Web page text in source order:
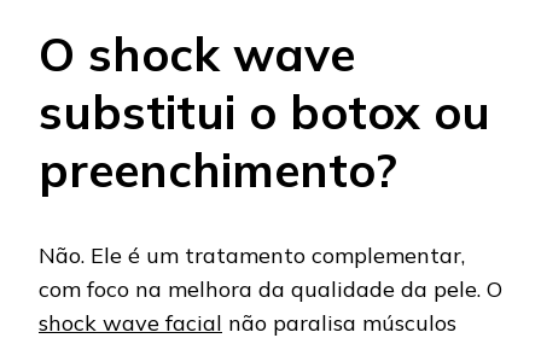
O shock wave
substitui o botox ou
preenchimento?
Não. Ele é um tratamento complementar,
com foco na melhora da qualidade da pele. O
shock wave facial não paralisa músculos